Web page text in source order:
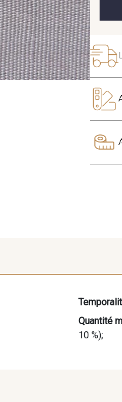
Quantité
10 %);